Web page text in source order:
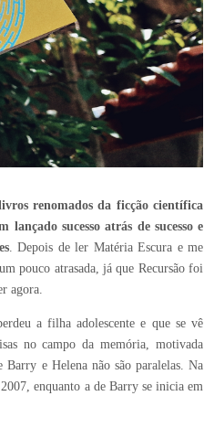
renomados da ficção científica
lançado sucesso atrás de sucesso e
. Depois de ler Matéria Escura e me
pouco atrasada, já que Recursão foi
agora.
a filha adolescente e que se vê
no campo da memória, motivada
e Helena não são paralelas. Na
enquanto a de Barry se inicia em